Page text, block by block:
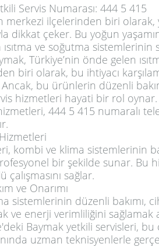
Servis Numarası: 444 5 415
merkezi ilçelerinden biri
dikkat çeker. Bu yoğun
ve soğutma sistemlerinin
Türkiye’nin önde gelen
biri olarak, bu ihtiyacı
bu ürünlerin düzenli
hizmetleri hayati bir rol oynar.
444 5 415 numaralı
kombi ve klima sistemlerinin
bir şekilde sunar. Bu
sağlar.
ve Onarımı
sistemlerinin düzenli bakımı,
ve enerji verimliliğini sağlamak
Baymak yetkili servisleri, bu
uzman teknisyenlerle